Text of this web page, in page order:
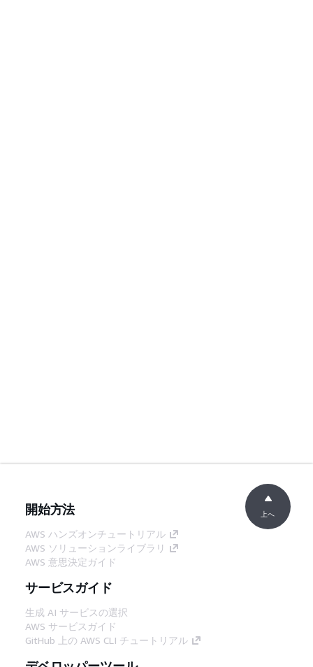
開始方法
AWS ハンズオンチュートリアル
AWS ソリューションライブラリ
AWS 意思決定ガイド
サービスガイド
生成 AI サービスの選択
AWS サービスガイド
GitHub 上の AWS CLI チュートリアル
上へ